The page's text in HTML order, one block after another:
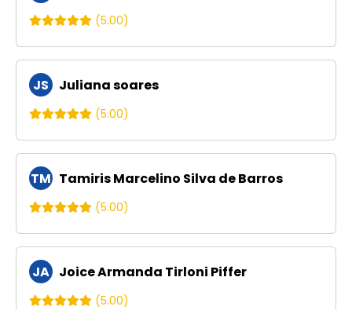
(5.00)
JS Juliana soares
(5.00)
TM Tamiris Marcelino Silva de Barros
(5.00)
JA Joice Armanda Tirloni Piffer
(5.00)